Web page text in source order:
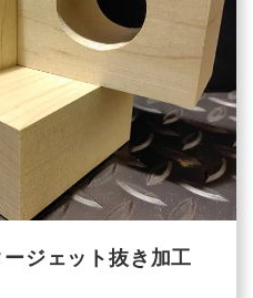
ジェット抜き加工